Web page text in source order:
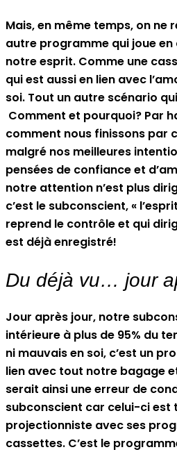
Mais, en même temps, on ne
autre programme qui joue
notre esprit. Comme une
qui est aussi en lien avec
soi. Tout un autre scénario
Comment et pourquoi? Par
comment nous finissons par
malgré nos meilleures
pensées de confiance et
notre attention n’est plus
c’est le subconscient, «
reprend le contrôle et qui
est déjà enregistré!
Du déjà vu… jour
Jour après jour, notre
intérieure à plus de 95% du
ni mauvais en soi, c’est un
lien avec tout notre bagage
serait ainsi une erreur de
subconscient car celui-ci est
projectionniste avec ses
cassettes. C’est le